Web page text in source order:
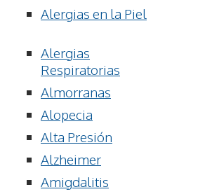
Alergias en la Piel
Alergias
Respiratorias
Almorranas
Alopecia
Alta Presión
Alzheimer
Amigdalitis